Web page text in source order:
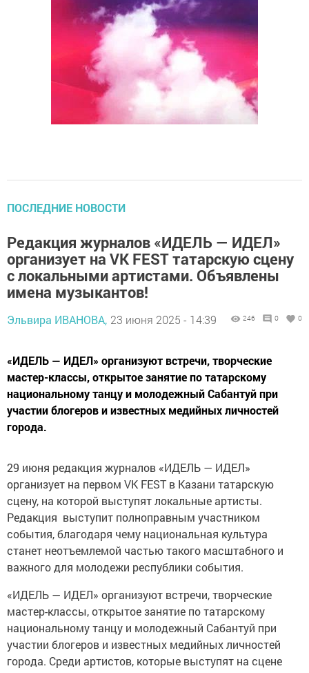
ПОСЛЕДНИЕ НОВОСТИ
Редакция журналов «ИДЕЛЬ — ИДЕЛ»
организует на VK FEST татарскую сцену
с локальными артистами. Объявлены
имена музыкантов!
Эльвира ИВАНОВА, 23 июня 2025 - 14:39 246 0 0
«ИДЕЛЬ — ИДЕЛ» организуют встречи, творческие
мастер-классы, открытое занятие по татарскому
национальному танцу и молодежный Сабантуй при
участии блогеров и известных медийных личностей
города.
29 июня редакция журналов «ИДЕЛЬ — ИДЕЛ»
организует на первом VK FEST в Казани татарскую
сцену, на которой выступят локальные артисты.
Редакция выступит полноправным участником
события, благодаря чему национальная культура
станет неотъемлемой частью такого масштабного и
важного для молодежи республики события.
«ИДЕЛЬ — ИДЕЛ» организуют встречи, творческие
мастер-классы, открытое занятие по татарскому
национальному танцу и молодежный Сабантуй при
участии блогеров и известных медийных личностей
города. Среди артистов, которые выступят на сцене